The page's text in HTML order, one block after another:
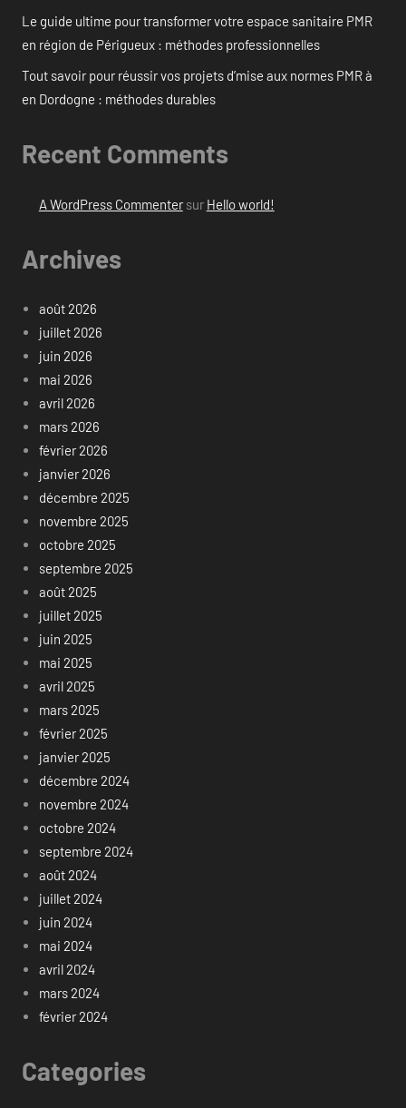
Le guide ultime pour transformer votre espace sanitaire PMR
en région de Périgueux : méthodes professionnelles
Tout savoir pour réussir vos projets d’mise aux normes PMR à
en Dordogne : méthodes durables
Recent Comments
A WordPress Commentersur Hello world!
Archives
août 2026
juillet 2026
juin 2026
mai 2026
avril 2026
mars 2026
février 2026
janvier 2026
décembre 2025
novembre 2025
octobre 2025
septembre 2025
août 2025
juillet 2025
juin 2025
mai 2025
avril 2025
mars 2025
février 2025
janvier 2025
décembre 2024
novembre 2024
octobre 2024
septembre 2024
août 2024
juillet 2024
juin 2024
mai 2024
avril 2024
mars 2024
février 2024
Categories